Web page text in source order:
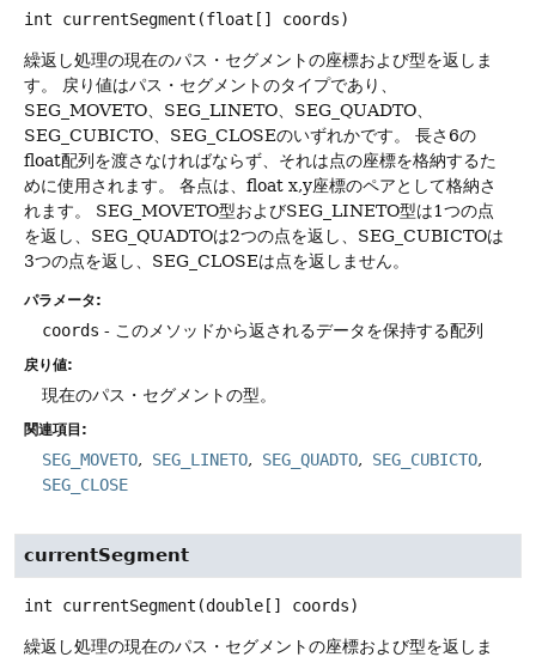
int currentSegment (float[] coords)
繰返し処理の現在のパス・セグメントの座標および型を返しま
す。
戻り値はパス・セグメントのタイプであり、
SEG_MOVETO、SEG_LINETO、SEG_QUADTO、
SEG_CUBICTO、SEG_CLOSEのいずれかです。
長さ6の
float配列を渡さなければならず、それは点の座標を格納するた
めに使用されます。
各点は、float x,y座標のペアとして格納さ
れます。
SEG_MOVETO型およびSEG_LINETO型は1つの点
を返し、SEG_QUADTOは2つの点を返し、SEG_CUBICTOは
3つの点を返し、SEG_CLOSEは点を返しません。
パラメータ:
coords - このメソッドから返されるデータを保持する配列
戻り値:
現在のパス・セグメントの型。
関連項目:
SEG_MOVETO SEG_LINETO SEG_QUADTO
SEG_CUBICTO
SEG_CLOSE
currentSegment
int currentSegment (double[] coords)
繰返し処理の現在のパス・セグメントの座標および型を返しま